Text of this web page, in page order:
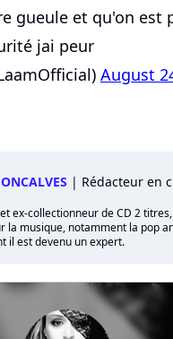
gueule et qu'on est
jai peur
August
| Rédacteur en
ex-collectionneur de CD 2
la musique, notamment la pop
il est devenu un expert.